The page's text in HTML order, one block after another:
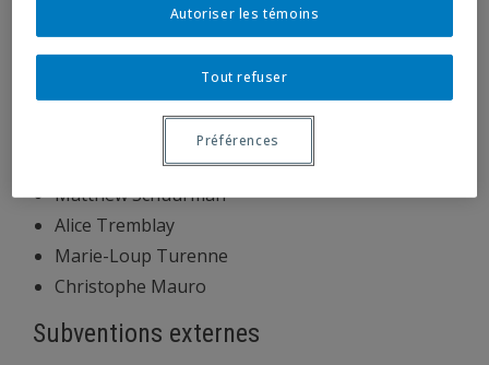
l’Université Memorial)
Anciens membres
Marc-Antoine Paul
Marc-Antoine de Henau
Matthew Schuurman
Alice Tremblay
Marie-Loup Turenne
Christophe Mauro
Subventions externes
Tout refuser
Autoriser les témoins
Préférences